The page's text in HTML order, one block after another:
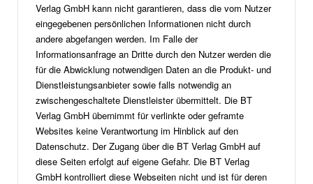
Verlag GmbH kann nicht garantieren, dass die vom Nutzer
eingegebenen persönlichen Informationen nicht durch
andere abgefangen werden. Im Falle der
Informationsanfrage an Dritte durch den Nutzer werden die
für die Abwicklung notwendigen Daten an die Produkt- und
Dienstleistungsanbieter sowie falls notwendig an
zwischengeschaltete Dienstleister übermittelt. Die BT
Verlag GmbH übernimmt für verlinkte oder geframte
Websites keine Verantwortung im Hinblick auf den
Datenschutz. Der Zugang über die BT Verlag GmbH auf
diese Seiten erfolgt auf eigene Gefahr. Die BT Verlag
GmbH kontrolliert diese Webseiten nicht und ist für deren